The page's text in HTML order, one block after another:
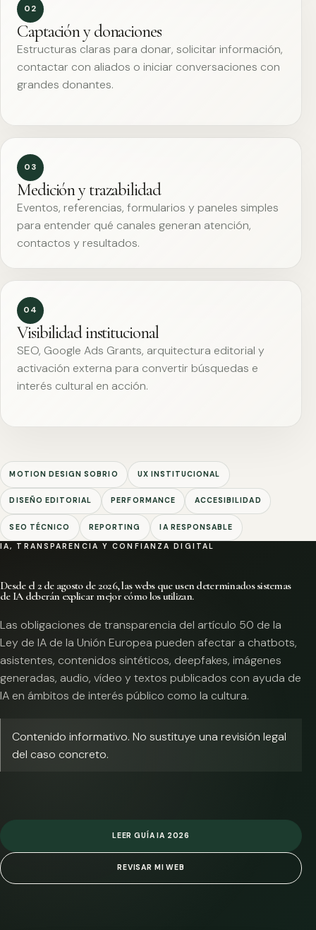
02
Captación y donaciones
Estructuras claras para donar, solicitar información,
contactar con aliados o iniciar conversaciones con
grandes donantes.
03
Medición y trazabilidad
Eventos, referencias, formularios y paneles simples
para entender qué canales generan atención,
contactos y resultados.
04
Visibilidad institucional
SEO, Google Ads Grants, arquitectura editorial y
activación externa para convertir búsquedas e
interés cultural en acción.
MOTION DESIGN SOBRIO UX INSTITUCIONAL
DISEÑO EDITORIAL PERFORMANCE ACCESIBILIDAD
SEO TÉCNICO REPORTING IA RESPONSABLE
IA, TRANSPARENCIA Y CONFIANZA DIGITAL
Desde el 2 de agosto de 2026, las webs que usen determinados sistemas
de IA deberán explicar mejor cómo los utilizan.
Las obligaciones de transparencia del artículo 50 de la
Ley de IA de la Unión Europea pueden afectar a chatbots,
asistentes, contenidos sintéticos, deepfakes, imágenes
generadas, audio, vídeo y textos publicados con ayuda de
IA en ámbitos de interés público como la cultura.
Contenido informativo. No sustituye una revisión legal
del caso concreto.
LEER GUÍA IA 2026
REVISAR MI WEB